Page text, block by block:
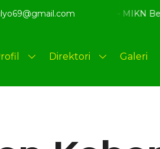
MIKN BerAQSI Beradab alQuran
Direktori Galeri